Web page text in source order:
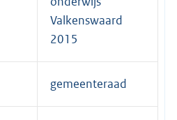
Valkenswaard
2015
gemeenteraad